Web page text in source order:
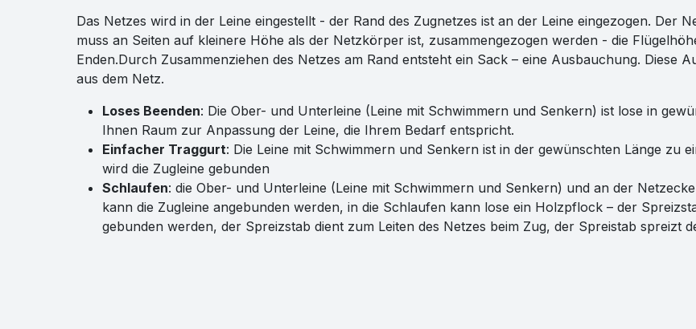
Das Netzes wird in der Leine eingestellt - der Rand des Zugnetzes ist an der Leine eingezogen. Der
muss an Seiten auf kleinere Höhe als der Netzkörper ist, zusammengezogen werden - die
Enden.Durch Zusammenziehen des Netzes am Rand entsteht ein Sack – eine Ausbauchung. Diese
aus dem Netz.
Loses Beenden: Die Ober- und Unterleine (Leine mit Schwimmern und Senkern) ist lose in
Ihnen Raum zur Anpassung der Leine, die Ihrem Bedarf entspricht.
Einfacher Traggurt: Die Leine mit Schwimmern und Senkern ist in der gewünschten Länge zu
wird die Zugleine gebunden
Schlaufen: die Ober- und Unterleine (Leine mit Schwimmern und Senkern) und an der
kann die Zugleine angebunden werden, in die Schlaufen kann lose ein Holzpflock – der
gebunden werden, der Spreizstab dient zum Leiten des Netzes beim Zug, der Spreistab spreizt